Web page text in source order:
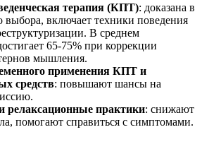
терапия (КПТ): доказана в
выбора, включает техники поведения
В среднем
65-75% при коррекции
мышления.
применения КПТ и
средств: повышают шансы на
релаксационные практики: снижают
помогают справиться с симптомами.